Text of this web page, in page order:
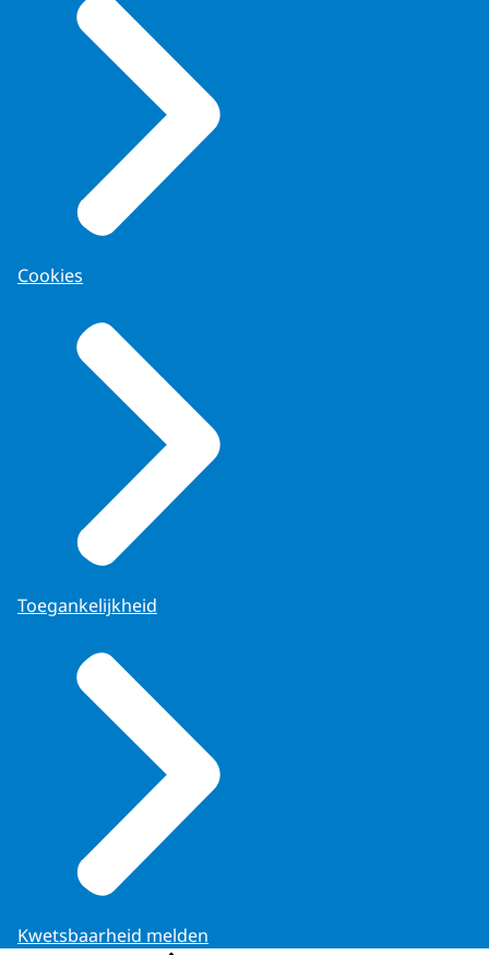
Cookies
Toegankelijkheid
Kwetsbaarheid melden